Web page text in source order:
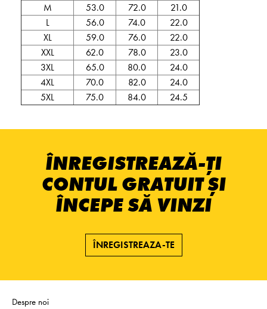
M
53.0 72.0
21.0
L
56.0 74.0
22.0
XL
59.0 76.0
22.0
XXL
62.0 78.0
23.0
3XL
65.0 80.0
24.0
4XL
70.0 82.0
24.0
5XL
75.0 84.0 24.5
ÎNREGISTREAZĂ-ȚI
CONTUL GRATUIT ȘI
ÎNCEPE SĂ VINZI
ÎNREGISTREAZA-TE
Despre noi